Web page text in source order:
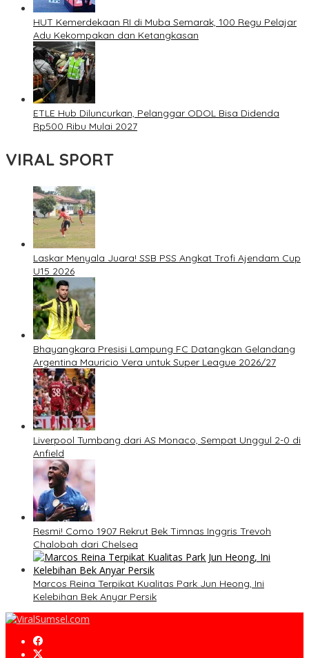
HUT Kemerdekaan RI di Muba Semarak, 100 Regu Pelajar
Adu Kekompakan dan Ketangkasan
ETLE Hub Diluncurkan, Pelanggar ODOL Bisa Didenda
Rp500 Ribu Mulai 2027
VIRAL SPORT
Laskar Menyala Juara! SSB PSS Angkat Trofi Ajendam Cup
U15 2026
Bhayangkara Presisi Lampung FC Datangkan Gelandang
Argentina Mauricio Vera untuk Super League 2026/27
Liverpool Tumbang dari AS Monaco, Sempat Unggul 2-0 di
Anfield
Resmi! Como 1907 Rekrut Bek Timnas Inggris Trevoh
Chalobah dari Chelsea
Marcos Reina Terpikat Kualitas Park Jun Heong, Ini
Kelebihan Bek Anyar Persik